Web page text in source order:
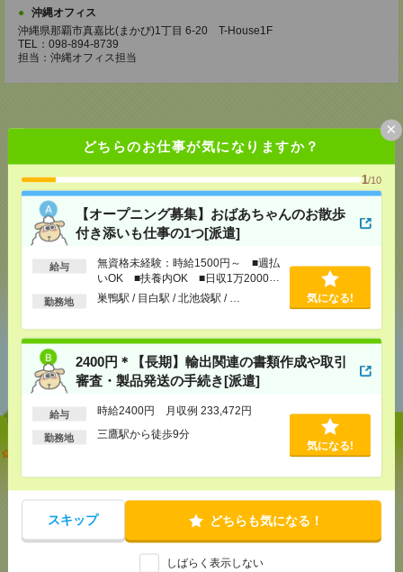
どちらのお仕事が気になりますか？
1/10
【オープニング募集】おばあちゃんのお散歩
付き添いも仕事の1つ[派遣]
給与
無資格未経験：時給1500円～ ■週払
いOK ■扶養内OK ■日収1万2000円
以上
勤務地 巣鴨駅 / 目白駅 / 北池袋駅 / … 気になる!
2400円＊【長期】輸出関連の書類作成や取引
審査・製品発送の手続き[派遣]
給与 時給2400円 月収例 233,472円
勤務地
三鷹駅から徒歩9分
気になる!
スキップ どちらも気になる！
しばらく表示しない
×
沖縄オフィス
沖縄県那覇市真嘉比(まかび)1丁目 6-20 T-House1F
TEL：098-894-8739
担当：沖縄オフィス担当
応募ページへ
気になる！
ツイート ブックマーク
あなたの閲覧履歴からの
おすすめ
【オープニング募集】おばあちゃんのお散歩付き添
無資格未経験：時給1500円～ ■週払い
OK ■扶養内OK ■日収1万2000円以上
交通費全額支給
目白駅 北池袋駅
気になる！